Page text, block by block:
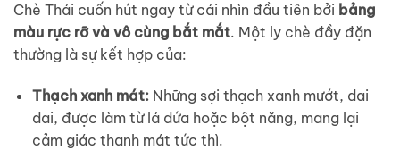
Chè Thái cuốn hút ngay từ cái nhìn đầu tiên bởi bảng
màu rực rỡ và vô cùng bắt mắt. Một ly chè đầy đặn
thường là sự kết hợp của:
Thạch xanh mát:Những sợi thạch xanh mướt, dai
dai, được làm từ lá dứa hoặc bột năng, mang lại
cảm giác thanh mát tức thì.